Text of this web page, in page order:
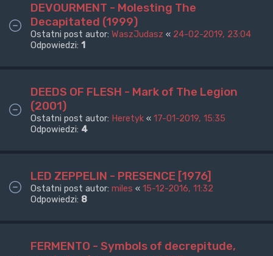
DEVOURMENT - Molesting The
Decapitated (1999)
Ostatni post autor: WaszJudasz « 24-02-2019, 23:04
Odpowiedzi: 1
DEEDS OF FLESH - Mark of The Legion
(2001)
Ostatni post autor: Heretyk « 17-01-2019, 15:35
Odpowiedzi: 4
LED ZEPPELIN - PRESENCE [1976]
Ostatni post autor: miles « 15-12-2016, 11:32
Odpowiedzi: 8
FERMENTO - Symbols of decrepitude,